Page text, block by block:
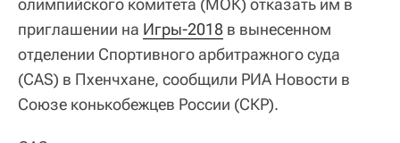
олимпийского комитета (МОК) отказать им в
приглашении на Игры-2018 в вынесенном
отделении Спортивного арбитражного суда
(CAS) в Пхенчхане, сообщили РИА Новости в
Союзе конькобежцев России (СКР).